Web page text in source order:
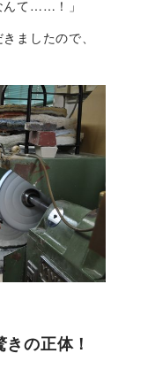
んて……！」
ましたので、
の正体！